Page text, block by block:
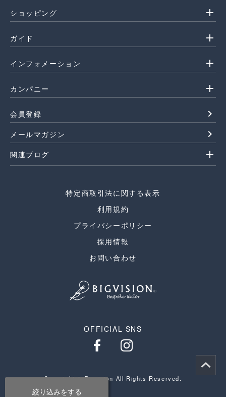
絞り込みをする
ショッピング add
ガイド add
インフォメーション add
カンパニー add
会員登録 navigate_next
メールマガジン navigate_next
関連ブログ add
特定商取引法に関する表示
利用規約
プライバシーポリシー
採用情報
お問い合わせ
OFFICIAL SNS
Copyright © Bigvision All Rights Reserved.